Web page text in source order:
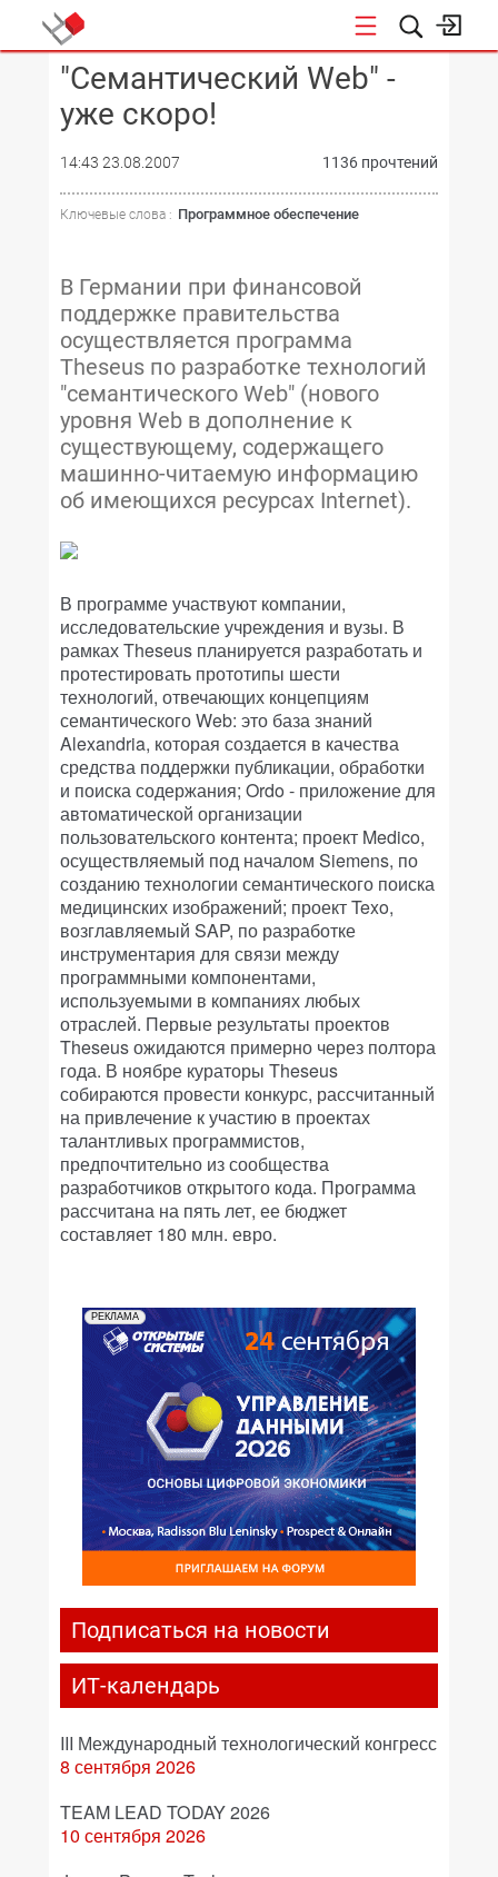
КОНФЕРЕНЦИИ
"Семантический Web" -
уже скоро!
14:43 23.08.2007 1136 прочтений
Ключевые слова : Программное обеспечение
В Германии при финансовой
поддержке правительства
осуществляется программа
Theseus по разработке технологий
"семантического Web" (нового
уровня Web в дополнение к
существующему, содержащего
машинно-читаемую информацию
об имеющихся ресурсах Internet).
В программе участвуют компании,
исследовательские учреждения и вузы. В
рамках Theseus планируется разработать и
протестировать прототипы шести
технологий, отвечающих концепциям
семантического Web: это база знаний
Alexandria, которая создается в качества
средства поддержки публикации, обработки
и поиска содержания; Ordo - приложение для
автоматической организации
пользовательского контента; проект Medico,
осуществляемый под началом Siemens, по
созданию технологии семантического поиска
медицинских изображений; проект Texo,
возглавляемый SAP, по разработке
инструментария для связи между
программными компонентами,
используемыми в компаниях любых
отраслей. Первые результаты проектов
Theseus ожидаются примерно через полтора
года. В ноябре кураторы Theseus
собираются провести конкурс, рассчитанный
на привлечение к участию в проектах
талантливых программистов,
предпочтительно из сообщества
разработчиков открытого кода. Программа
рассчитана на пять лет, ее бюджет
составляет 180 млн. евро.
РЕКЛАМА
Подписаться на новости
ИТ-календарь
III Международный технологический конгресс
8 сентября 2026
TEAM LEAD TODAY 2026
10 сентября 2026